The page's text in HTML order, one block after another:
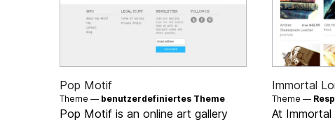
Pop Motif
Theme — benutzerdefiniertes Theme
Pop Motif is an online art gallery
Immortal
Theme —
At